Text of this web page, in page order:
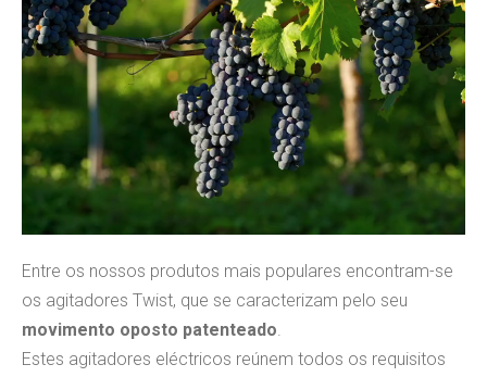
Entre os nossos produtos mais populares encontram-se
os agitadores Twist, que se caracterizam pelo seu
movimento oposto patenteado.
Estes agitadores eléctricos reúnem todos os requisitos